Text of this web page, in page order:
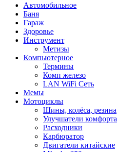
Автомобильное
Баня
Гараж
Здоровье
Инструмент
Метизы
Компьютерное
Термины
Комп железо
LAN WiFi Сеть
Мемы
Мотоциклы
Шины, колёса, резина
Улучшатели комфорта
Расходники
Карбюратор
Двигатели китайские